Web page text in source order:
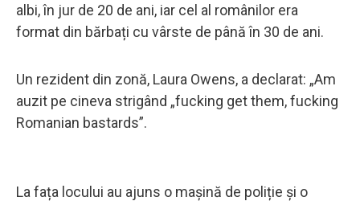
albi, în jur de 20 de ani, iar cel al românilor era
format din bărbați cu vârste de până în 30 de ani.
Un rezident din zonă, Laura Owens, a declarat: „Am
auzit pe cineva strigând „fucking get them, fucking
Romanian bastards”.
La fața locului au ajuns o mașină de poliție și o